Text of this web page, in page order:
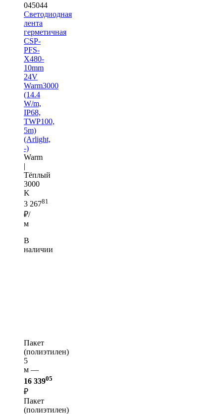
045044
Светодиодная
лента
герметичная
CSP-
PFS-
X480-
10mm
24V
Warm3000
(14.4
W/m,
IP68,
TWP100,
5m)
(Arlight,
-)
Warm
|
Тёплый
3000
K
3 26781
₽/
м
В
наличии
Пакет
(полиэтилен)
5
м —
16 33905
₽
Пакет
(полиэтилен)